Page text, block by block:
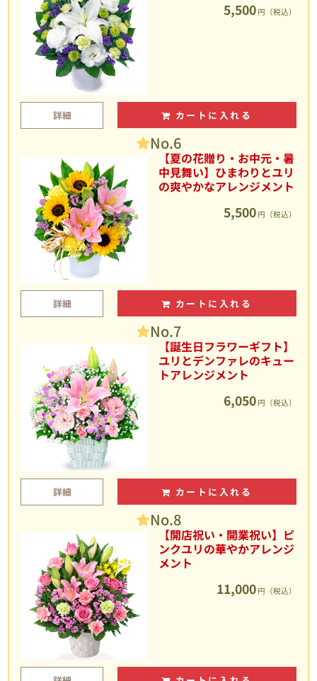
5,500 円（税込）
詳細 カートに入れる
No.6
【夏の花贈り・お中元・暑
中見舞い】ひまわりとユリ
の爽やかなアレンジメント
5,500 円（税込）
詳細 カートに入れる
No.7
【誕生日フラワーギフト】
ユリとデンファレのキュー
トアレンジメント
6,050 円（税込）
詳細 カートに入れる
No.8
【開店祝い・開業祝い】ピ
ンクユリの華やかアレンジ
メント
11,000 円（税込）